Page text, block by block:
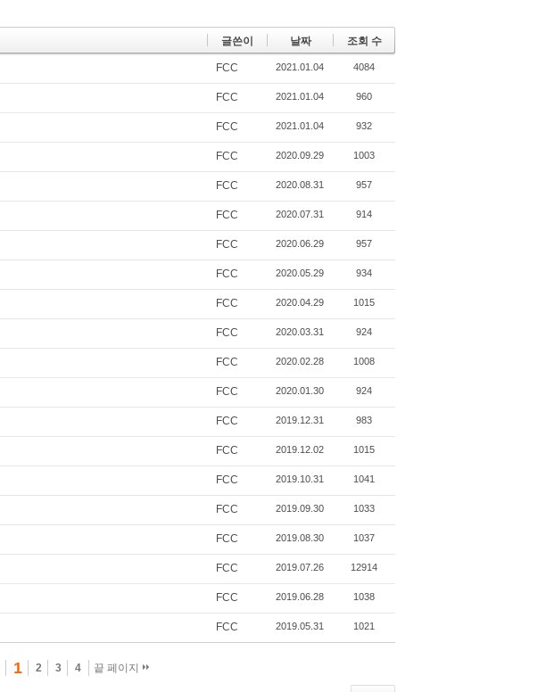
글쓴이 날짜 조회 수
FCC 2021.01.04 4084
FCC 2021.01.04 960
FCC 2021.01.04 932
FCC 2020.09.29 1003
FCC 2020.08.31 957
FCC 2020.07.31 914
FCC 2020.06.29 957
FCC 2020.05.29 934
FCC 2020.04.29 1015
FCC 2020.03.31 924
FCC 2020.02.28 1008
FCC 2020.01.30 924
FCC 2019.12.31 983
FCC 2019.12.02 1015
FCC 2019.10.31 1041
FCC 2019.09.30 1033
FCC 2019.08.30 1037
FCC 2019.07.26 12914
FCC 2019.06.28 1038
FCC 2019.05.31 1021
1 2 3 4 끝 페이지